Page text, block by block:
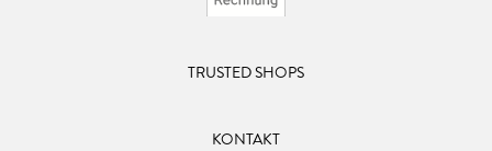
TRUSTED SHOPS
KONTAKT